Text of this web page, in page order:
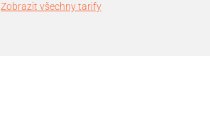
Zobrazit všechny tarify